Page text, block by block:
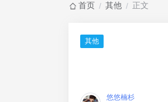
首页 / 其他 / 正文
其他
悠悠楠杉